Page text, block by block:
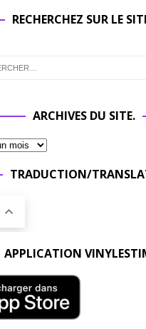
RECHERCHEZ SUR LE
ARCHIVES DU SITE.
TRADUCTION/
APPLICATION